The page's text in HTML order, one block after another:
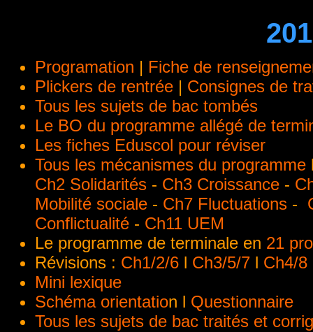
Programation | Fiche de
Plickers de rentrée | Consignes de
Tous les sujets de bac tombés
Le BO du programme allégé de
Les fiches Eduscol pour réviser
Tous les mécanismes du programme
Ch2 Solidarités - Ch3 Croissance -
Mobilité sociale - Ch7 Fluctuations -
Conflictualité - Ch11 UEM
Le programme de terminale en 21
Révisions : Ch1/2/6 l Ch3/5/7 l Ch4/8
Mini lexique
Schéma orientation l Questionnaire
Tous les sujets de bac traités et